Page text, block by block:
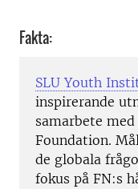
Fakta:
SLU Youth
inspirerande
samarbete
Foundation.
de globala
fokus på FN:s